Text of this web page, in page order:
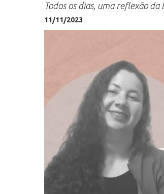
Todos os dias, uma reflexão
11/11/2023